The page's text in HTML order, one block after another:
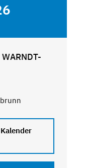
Kalender